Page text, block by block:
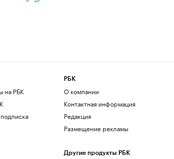
на РБК
РБК
О компании
Контактная информация
Редакция
Размещение рекламы
Другие продукты РБК